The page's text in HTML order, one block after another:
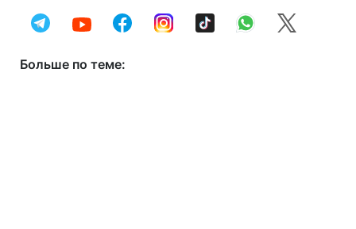
Больше по теме: